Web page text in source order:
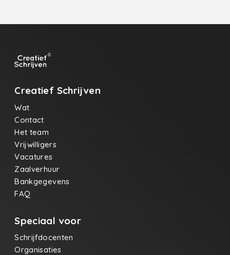
Creatief Schrijven
Wat
Contact
Het team
Vrijwilligers
Vacatures
Zaalverhuur
Bankgegevens
FAQ
Speciaal voor
Schrijfdocenten
Organisaties